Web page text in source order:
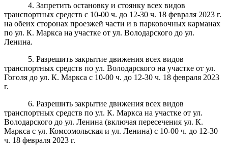
4. Запретить остановку и стоянку всех видов
транспортных средств с 10-00 ч. до 12-30 ч. 18 февраля 2023 г.
на обеих сторонах проезжей части и в парковочных карманах
по ул. К. Маркса на участке от ул. Володарского до ул.
Ленина.
5. Разрешить закрытие движения всех видов
транспортных средств по ул. Володарского на участке от ул.
Гоголя до ул. К. Маркса с 10-00 ч. до 12-30 ч. 18 февраля 2023
г.
6. Разрешить закрытие движения всех видов
транспортных средств по ул. К. Маркса на участке от ул.
Володарского до ул. Ленина (включая пересечения ул. К.
Маркса с ул. Комсомольская и ул. Ленина) с 10-00 ч. до 12-30
ч. 18 февраля 2023 г.